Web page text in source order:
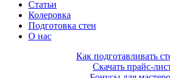
Статьи
Колеровка
Подготовка стен
О нас
Как подготавливать
Скачать прайс-